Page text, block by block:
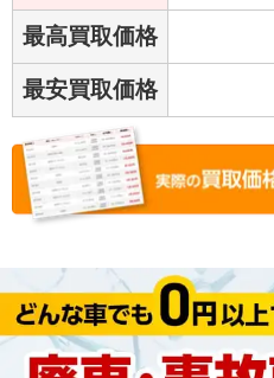
最高買取価格
最安買取価格